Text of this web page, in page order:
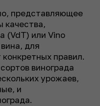
представляющее
качества,
(VdT) или Vino
для
правил.
винограда
урожаев,
и